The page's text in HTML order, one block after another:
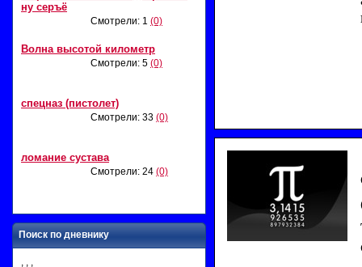
ну серъё
Смотрели: 1 (0)
Волна высотой километр
Смотрели: 5 (0)
спецназ (пистолет)
Смотрели: 33 (0)
ломание сустава
Смотрели: 24 (0)
Поиск по дневнику
, , ,